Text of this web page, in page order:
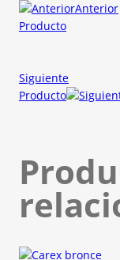
Anterior
Producto
Siguiente
Producto